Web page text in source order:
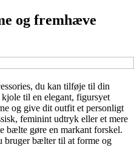
og fremhæve
du kan tilføje til din
til en elegant, figursyet
og give dit outfit et personligt
feminint udtryk eller et mere
bælte gøre en markant forskel.
bruger bælter til at forme og